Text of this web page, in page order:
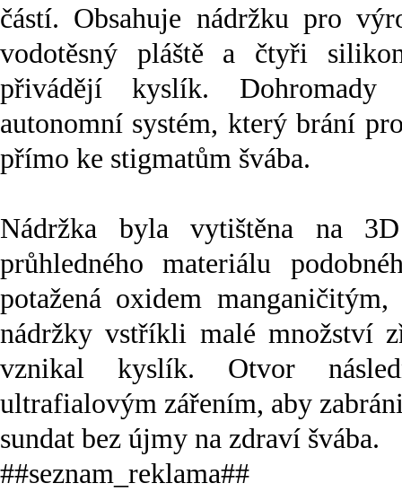
částí. Obsahuje nádržku pro
vodotěsný pláště a čtyři
přivádějí kyslík.
autonomní systém, který brání
přímo ke stigmatům švába.
Nádržka byla vytištěna na
průhledného materiálu
potažená oxidem
nádržky vstříkli malé množství
vznikal kyslík. Otvor
ultrafialovým zářením, aby
sundat bez újmy na zdraví švába.
##seznam_reklama##